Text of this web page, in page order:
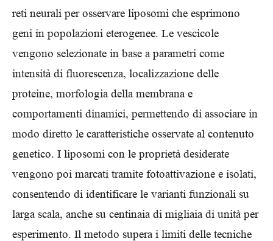
reti neurali per osservare liposomi che esprimono
geni in popolazioni eterogenee. Le vescicole
vengono selezionate in base a parametri come
intensità di fluorescenza, localizzazione delle
proteine, morfologia della membrana e
comportamenti dinamici, permettendo di associare in
modo diretto le caratteristiche osservate al contenuto
genetico. I liposomi con le proprietà desiderate
vengono poi marcati tramite fotoattivazione e isolati,
consentendo di identificare le varianti funzionali su
larga scala, anche su centinaia di migliaia di unità per
esperimento. Il metodo supera i limiti delle tecniche